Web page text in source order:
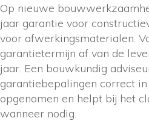
Op nieuwe
jaar garantie voor
voor afwerkingsmaterialen.
garantietermijn af van de
jaar. Een bouwkundig
garantiebepalingen correct
opgenomen en helpt bij het
wanneer nodig.